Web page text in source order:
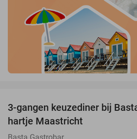
3-gangen keuzediner bij
hartje Maastricht